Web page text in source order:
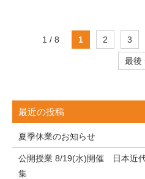
1 / 8 1 2 3
最後
最近の投稿
夏季休業のお知らせ
公開授業 8/19(水)開催 日本近
集